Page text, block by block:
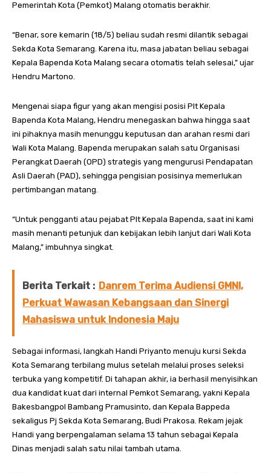
Pemerintah Kota (Pemkot) Malang otomatis berakhir.
“Benar, sore kemarin (18/5) beliau sudah resmi dilantik sebagai
Sekda Kota Semarang. Karena itu, masa jabatan beliau sebagai
Kepala Bapenda Kota Malang secara otomatis telah selesai,” ujar
Hendru Martono.
Mengenai siapa figur yang akan mengisi posisi Plt Kepala
Bapenda Kota Malang, Hendru menegaskan bahwa hingga saat
ini pihaknya masih menunggu keputusan dan arahan resmi dari
Wali Kota Malang. Bapenda merupakan salah satu Organisasi
Perangkat Daerah (OPD) strategis yang mengurusi Pendapatan
Asli Daerah (PAD), sehingga pengisian posisinya memerlukan
pertimbangan matang.
“Untuk pengganti atau pejabat Plt Kepala Bapenda, saat ini kami
masih menanti petunjuk dan kebijakan lebih lanjut dari Wali Kota
Malang,” imbuhnya singkat.
Berita Terkait : Danrem Terima Audiensi GMNI,
Perkuat Wawasan Kebangsaan dan Sinergi
Mahasiswa untuk Indonesia Maju
Sebagai informasi, langkah Handi Priyanto menuju kursi Sekda
Kota Semarang terbilang mulus setelah melalui proses seleksi
terbuka yang kompetitif. Di tahapan akhir, ia berhasil menyisihkan
dua kandidat kuat dari internal Pemkot Semarang, yakni Kepala
Bakesbangpol Bambang Pramusinto, dan Kepala Bappeda
sekaligus Pj Sekda Kota Semarang, Budi Prakosa. Rekam jejak
Handi yang berpengalaman selama 13 tahun sebagai Kepala
Dinas menjadi salah satu nilai tambah utama.